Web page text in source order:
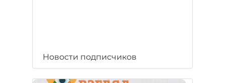
Новости подписчиков